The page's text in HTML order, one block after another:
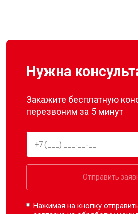
Нужна
Закажите бесплатную
перезвоним за 5 минут
Отправить
Нажимая на кнопку